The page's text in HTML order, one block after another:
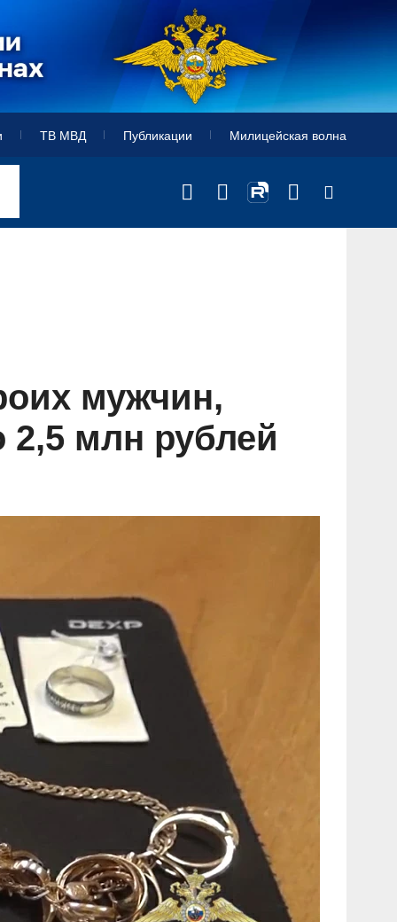
ТВ МВД Публикации Милицейская волна
мужчин,
2,5 млн рублей